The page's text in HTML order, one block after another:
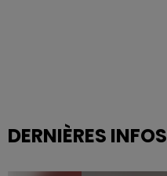
DERNIÈRES INFOS